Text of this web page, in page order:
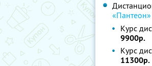
«Пантеон»
Курс
9900р.
Курс
11300р.